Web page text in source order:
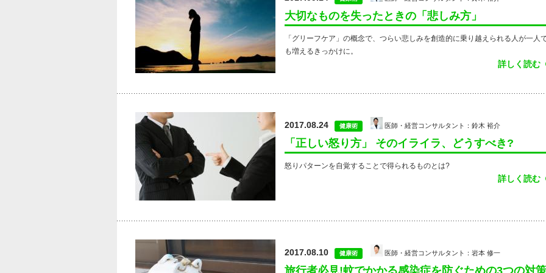
大切なものを失ったときの「悲しみ方」
「グリーフケア」の概念で、つらい悲しみを創造的に乗り越えられる人が一人
も増えるきっかけに。
詳しく読む
2017.08.24 健康術 医師・経営コンサルタント：鈴木 裕介
「正しい怒り方」 そのイライラ、どうすべき?
怒りパターンを自覚することで得られるものとは?
詳しく読む
2017.08.10 健康術 医師・経営コンサルタント：岩本 修一
旅行者必見!蚊でかかる感染症を防ぐための3つの対策